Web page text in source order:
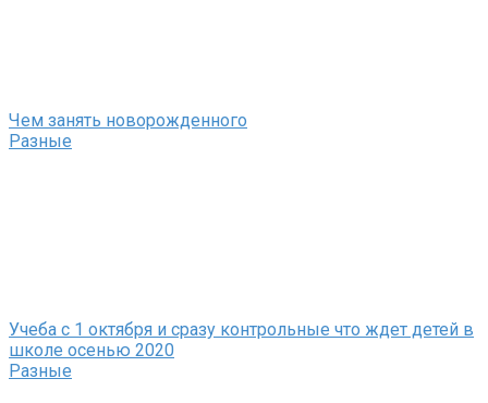
Чем занять новорожденного
Разные
Учеба с 1 октября и сразу контрольные что ждет детей в
школе осенью 2020
Разные